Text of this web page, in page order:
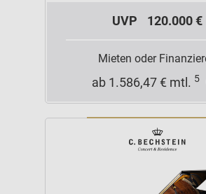
UVP 120.000 €
Mieten oder
ab 1.586,47 € mtl. 5